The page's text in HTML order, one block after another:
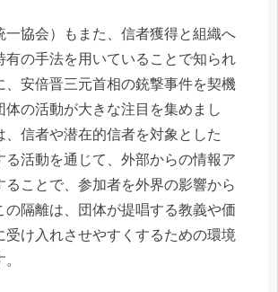
一協会）もまた、信者獲得と組織へ
有の手法を用いていることで知られ
、安倍晋三元首相の銃撃事件を契機
体の活動が大きな注目を集めまし
、信者や潜在的信者を対象とした
る活動を通じて、外部からの情報ア
ることで、参加者を外界の影響から
の隔離は、団体が提唱する教義や価
受け入れさせやすくするための環境